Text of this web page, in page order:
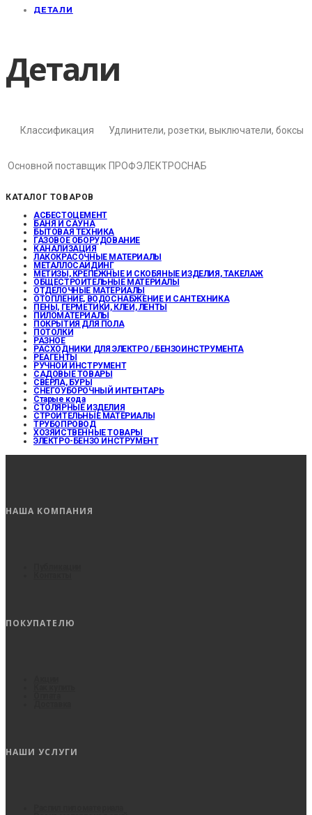
ДЕТАЛИ
Детали
Классификация Удлинители, розетки, выключатели, боксы
Основной поставщик ПРОФЭЛЕКТРОСНАБ
КАТАЛОГ ТОВАРОВ
АСБЕСТОЦЕМЕНТ
БАНЯ И САУНА
БЫТОВАЯ ТЕХНИКА
ГАЗОВОЕ ОБОРУДОВАНИЕ
КАНАЛИЗАЦИЯ
ЛАКОКРАСОЧНЫЕ МАТЕРИАЛЫ
МЕТАЛЛОСАЙДИНГ
МЕТИЗЫ, КРЕПЕЖНЫЕ И СКОБЯНЫЕ ИЗДЕЛИЯ, ТАКЕЛАЖ
ОБЩЕСТРОИТЕЛЬНЫЕ МАТЕРИАЛЫ
ОТДЕЛОЧНЫЕ МАТЕРИАЛЫ
ОТОПЛЕНИЕ, ВОДОСНАБЖЕНИЕ И САНТЕХНИКА
ПЕНЫ, ГЕРМЕТИКИ, КЛЕИ, ЛЕНТЫ
ПИЛОМАТЕРИАЛЫ
ПОКРЫТИЯ ДЛЯ ПОЛА
ПОТОЛКИ
РАЗНОЕ
РАСХОДНИКИ ДЛЯ ЭЛЕКТРО / БЕНЗОИНСТРУМЕНТА
РЕАГЕНТЫ
РУЧНОЙ ИНСТРУМЕНТ
САДОВЫЕ ТОВАРЫ
СВЕРЛА, БУРЫ
СНЕГОУБОРОЧНЫЙ ИНТЕНТАРЬ
Старые кода
СТОЛЯРНЫЕ ИЗДЕЛИЯ
СТРОИТЕЛЬНЫЕ МАТЕРИАЛЫ
ТРУБОПРОВОД
ХОЗЯЙСТВЕННЫЕ ТОВАРЫ
ЭЛЕКТРО-БЕНЗО ИНСТРУМЕНТ
НАША КОМПАНИЯ
ПОКУПАТЕЛЮ
НАШИ УСЛУГИ